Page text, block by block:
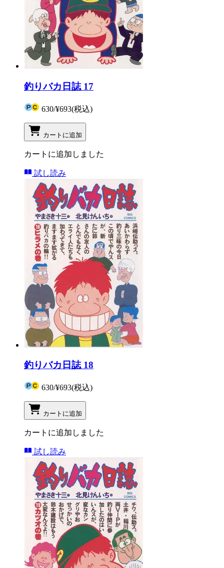
釣りバカ日誌 17
630/¥693(税込)
カートに追加
カートに追加しました
試し読み
釣りバカ日誌 18
630/¥693(税込)
カートに追加
カートに追加しました
試し読み